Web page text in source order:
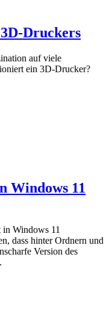
Druckers
auf viele
ein 3D-Drucker?
Windows 11
Windows 11
dass hinter Ordnern und
Version des